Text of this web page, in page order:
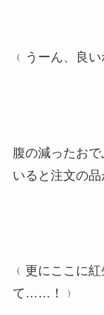
﹙うーん、良
腹の減ったお
いると注文の品
﹙更にここに
て……！﹚